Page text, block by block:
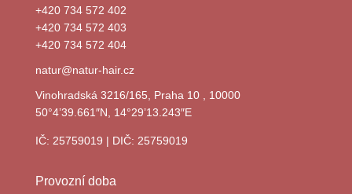
+420 734 572 402
+420 734 572 403
+420 734 572 404
natur@natur-hair.cz
Vinohradská 3216/165, Praha 10 , 10000
50°4’39.661″N, 14°29’13.243″E
IČ: 25759019 | DIČ: 25759019
Provozní doba